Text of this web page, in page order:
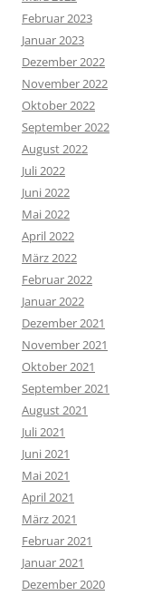
Februar 2023
Januar 2023
Dezember 2022
November 2022
Oktober 2022
September 2022
August 2022
Juli 2022
Juni 2022
Mai 2022
April 2022
März 2022
Februar 2022
Januar 2022
Dezember 2021
November 2021
Oktober 2021
September 2021
August 2021
Juli 2021
Juni 2021
Mai 2021
April 2021
März 2021
Februar 2021
Januar 2021
Dezember 2020